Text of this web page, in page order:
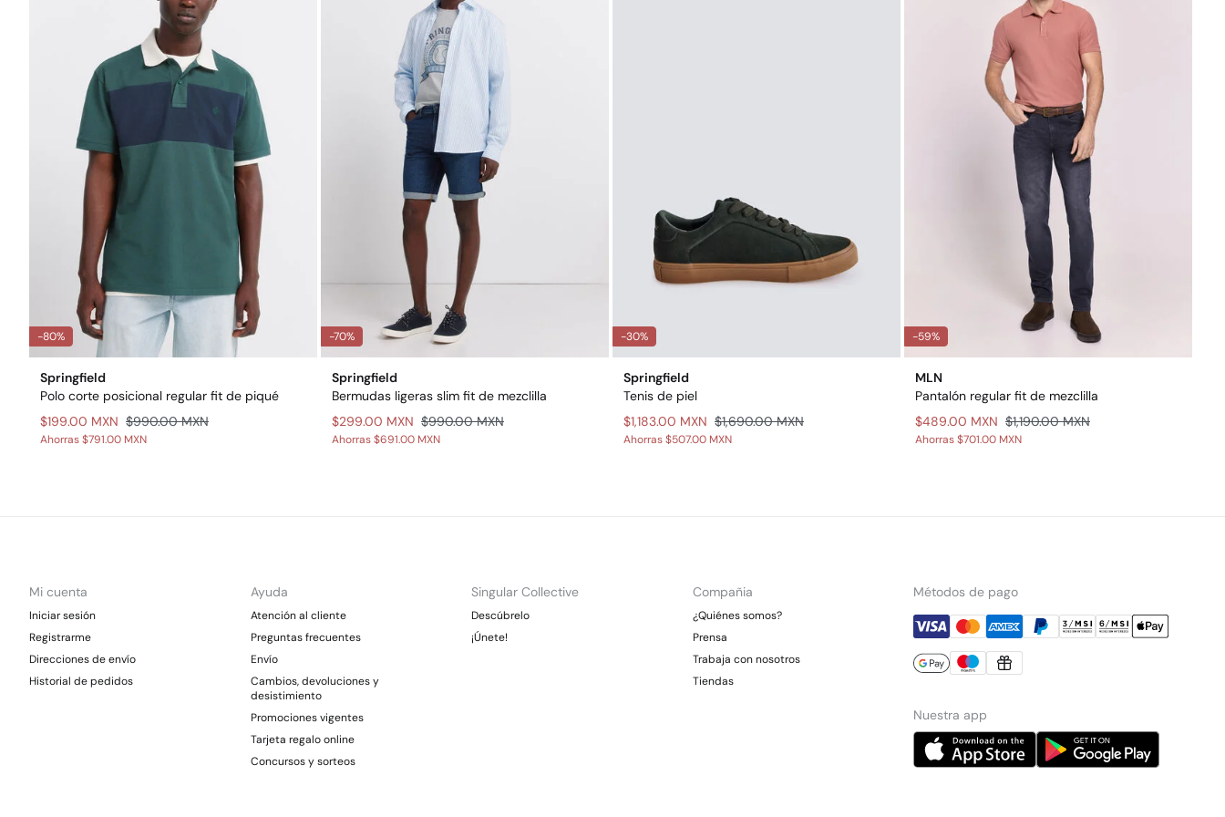
-80%
Springfield
Polo corte posicional regular fit de piqué
$199.00 MXN $990.00 MXN
Ahorras$791.00 MXN
-70%
Springfield
Bermudas ligeras slim fit de mezclilla
$299.00 MXN $990.00 MXN
Ahorras$691.00 MXN
-30%
Springfield
Tenis de piel
$1,183.00 MXN $1,690.00 MXN
Ahorras$507.00 MXN
-59%
MLN
Pantalón regular fit de mezclilla
$489.00 MXN $1,190.00 MXN
Ahorras$701.00 MXN
Mi cuenta
Iniciar sesión
Registrarme
Direcciones de envío
Historial de pedidos
Ayuda
Atención al cliente
Preguntas frecuentes
Envío
Cambios, devoluciones y
desistimiento
Promociones vigentes
Tarjeta regalo online
Concursos y sorteos
Singular Collective
Descúbrelo
¡Únete!
Compañia
¿Quiénes somos?
Prensa
Trabaja con nosotros
Tiendas
Métodos de pago
Nuestra app